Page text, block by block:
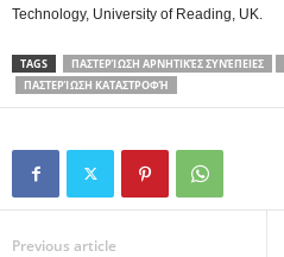
Technology, University of Reading, UK.
TAGS ΠΑΣΤΕΡΊΩΣΗ ΑΡΝΗΤΙΚΈΣ ΣΥΝΈΠΕΙΕΣ
ΠΑΣΤΕΡΊΩΣΗ ΚΑΤΑΣΤΡΟΦΉ
Previous article